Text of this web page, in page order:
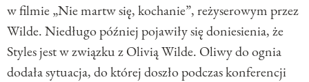
w filmie „Nie martw się, kochanie”, reżyserowym przez
Wilde. Niedługo później pojawiły się doniesienia, że
Styles jest w związku z Olivią Wilde. Oliwy do ognia
dodała sytuacja, do której doszło podczas konferencji